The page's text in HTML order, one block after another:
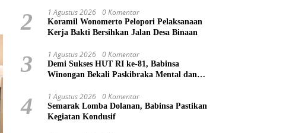
2 1 Agustus 2026 0 Komentar
Koramil Wonomerto Pelopori Pelaksanaan
Kerja Bakti Bersihkan Jalan Desa Binaan
3 1 Agustus 2026 0 Komentar
Demi Sukses HUT RI ke-81, Babinsa
Winongan Bekali Paskibraka Mental dan
4 1 Agustus 2026 0 Komentar
Semarak Lomba Dolanan, Babinsa Pastikan
Kegiatan Kondusif